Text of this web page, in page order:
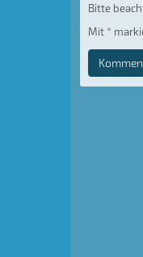
Bitte
Mit *